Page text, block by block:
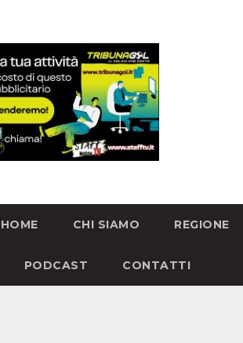
HOME CHI SIAMO REGIONE
PODCAST CONTATTI